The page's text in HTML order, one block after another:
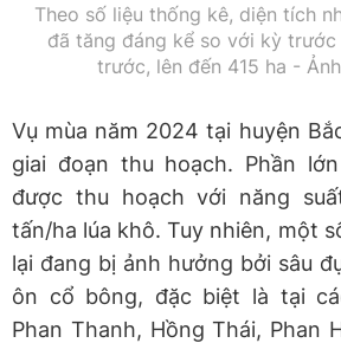
Theo số liệu thống kê, diện tích
đã tăng đáng kể so với kỳ trước
trước, lên đến 415 ha -
Vụ mùa năm 2024 tại huyện
giai đoạn thu hoạch. Phần
được thu hoạch với năng
tấn/ha lúa khô. Tuy nhiên, một
lại đang bị ảnh hưởng bởi sâu
ôn cổ bông, đặc biệt là tại
Phan Thanh, Hồng Thái, Phan